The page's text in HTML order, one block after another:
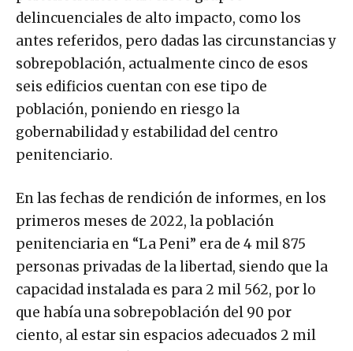
delincuenciales de alto impacto, como los
antes referidos, pero dadas las circunstancias y
sobrepoblación, actualmente cinco de esos
seis edificios cuentan con ese tipo de
población, poniendo en riesgo la
gobernabilidad y estabilidad del centro
penitenciario.
En las fechas de rendición de informes, en los
primeros meses de 2022, la población
penitenciaria en “La Peni” era de 4 mil 875
personas privadas de la libertad, siendo que la
capacidad instalada es para 2 mil 562, por lo
que había una sobrepoblación del 90 por
ciento, al estar sin espacios adecuados 2 mil